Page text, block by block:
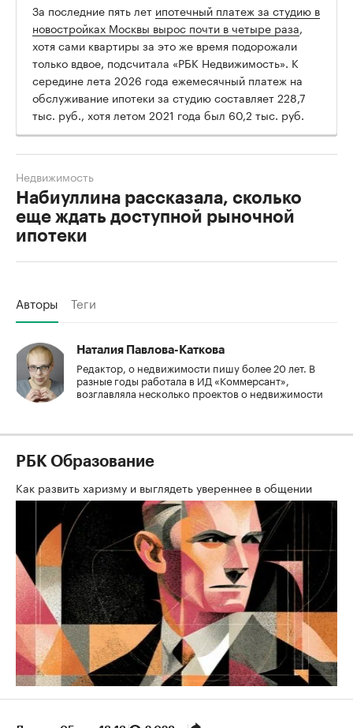
За последние пять лет ипотечный платеж за студию в
новостройках Москвы вырос почти в четыре раза,
хотя сами квартиры за это же время подорожали
только вдвое, подсчитала «РБК Недвижимость». К
середине лета 2026 года ежемесячный платеж на
обслуживание ипотеки за студию составляет 228,7
тыс. руб., хотя летом 2021 года был 60,2 тыс. руб.
Набиуллина рассказала, сколько
еще ждать доступной рыночной
ипотеки
Недвижимость
Авторы Теги
Наталия Павлова-Каткова
Редактор, о недвижимости пишу более 20 лет. В
разные годы работала в ИД «Коммерсант»,
возглавляла несколько проектов о недвижимости
РБК Образование
Как развить харизму и выглядеть увереннее в общении